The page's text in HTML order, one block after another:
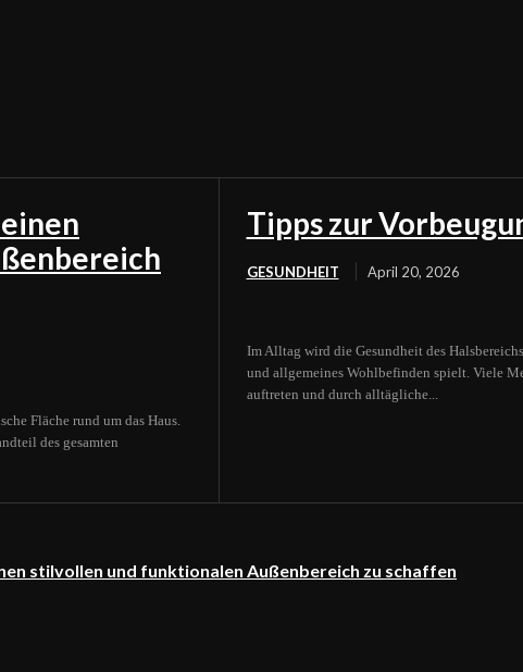
Fläche rund um das Haus.
des gesamten
Tipps zur
GESUNDHEIT April 20, 2026
Im Alltag wird die Gesundheit des
und allgemeines Wohlbefinden spielt. Viele
auftreten und durch alltägliche...
stilvollen und funktionalen Außenbereich zu schaffen